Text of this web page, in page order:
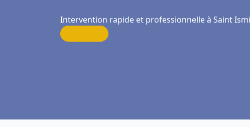
Intervention rapide et professionnelle à Saint